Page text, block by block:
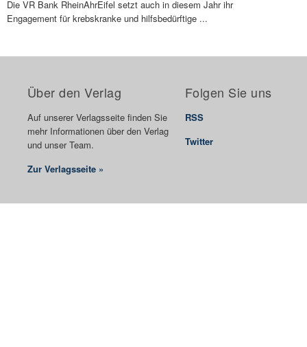
Die VR Bank RheinAhrEifel setzt auch in diesem Jahr ihr
Engagement für krebskranke und hilfsbedürftige ...
Über den Verlag
Auf unserer Verlagsseite finden Sie
mehr Informationen über den Verlag
und unser Team.
Zur Verlagsseite »
Folgen Sie uns
RSS
Twitter